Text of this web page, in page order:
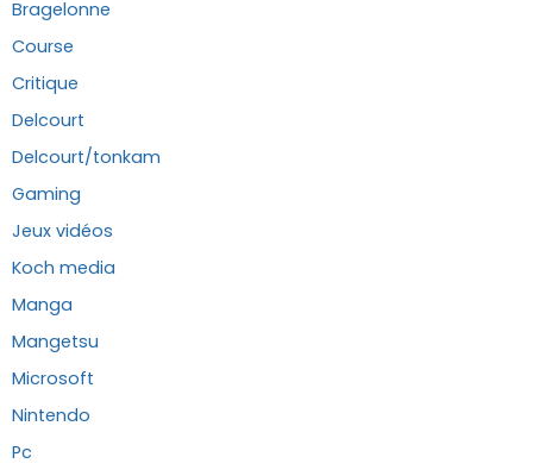
Bragelonne
Course
Critique
Delcourt
Delcourt/tonkam
Gaming
Jeux vidéos
Koch media
Manga
Mangetsu
Microsoft
Nintendo
Pc